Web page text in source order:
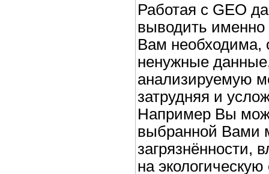
Работая с GEO
выводить
Вам необходима,
ненужные
анализируемую
затрудняя и
Например Вы
выбранной Вами
загрязнённости,
на